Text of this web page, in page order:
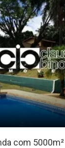
com 5000m²